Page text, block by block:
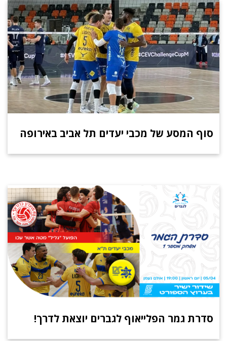
סוף המסע של מכבי יעדים תל אביב באירופה
סדרת גמר הפלייאוף לגברים יוצאת לדרך!